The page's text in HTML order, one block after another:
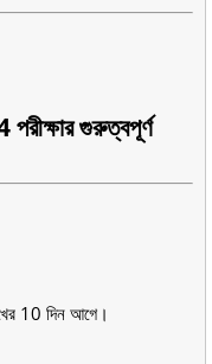
গুরুত্বপূর্ণ
10 দিন আগে।